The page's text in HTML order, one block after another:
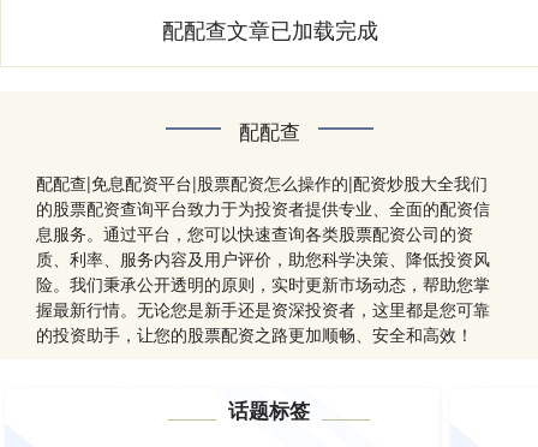
配配查文章已加载完成
配配查
配配查|免息配资平台|股票配资怎么操作的|配资炒股大全我们
的股票配资查询平台致力于为投资者提供专业、全面的配资信
息服务。通过平台，您可以快速查询各类股票配资公司的资
质、利率、服务内容及用户评价，助您科学决策、降低投资风
险。我们秉承公开透明的原则，实时更新市场动态，帮助您掌
握最新行情。无论您是新手还是资深投资者，这里都是您可靠
的投资助手，让您的股票配资之路更加顺畅、安全和高效！
话题标签